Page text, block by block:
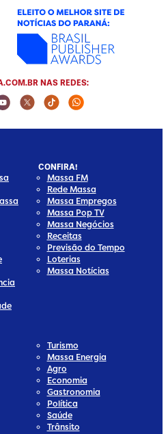
NAS REDES:
Social Media
Social Media
Youtube Social Media
Twitter Social Media
Tiktok Social Media
Whatsapp
CONFIRA!
Massa FM
Rede Massa
Massa Empregos
Massa Pop TV
Massa Negócios
Receitas
Previsão do Tempo
Loterias
Massa Notícias
Turismo
Massa Energia
Agro
Economia
Gastronomia
Política
Saúde
Trânsito